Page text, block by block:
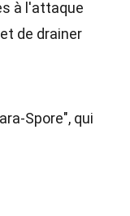
à l'attaque
de drainer
Spore", qui